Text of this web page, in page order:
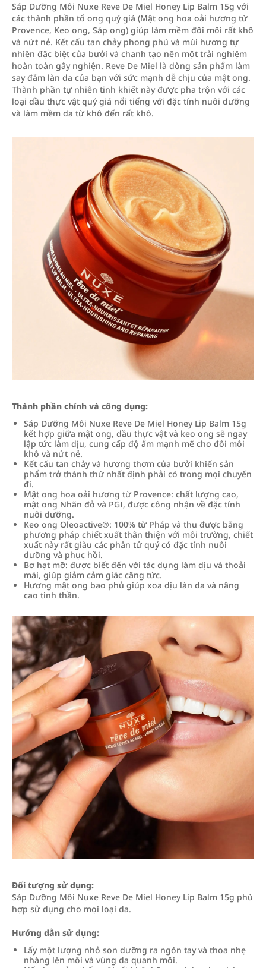
Sáp Dưỡng Môi Nuxe Reve De Miel Honey Lip Balm 15g với
các thành phần tổ ong quý giá (Mật ong hoa oải hương từ
Provence, Keo ong, Sáp ong) giúp làm mềm đôi môi rất khô
và nứt nẻ. Kết cấu tan chảy phong phú và mùi hương tự
nhiên đặc biệt của bưởi và chanh tạo nên một trải nghiệm
hoàn toàn gây nghiện. Reve De Miel là dòng sản phẩm làm
say đắm làn da của bạn với sức mạnh dễ chịu của mật ong.
Thành phần tự nhiên tinh khiết này được pha trộn với các
loại dầu thực vật quý giá nổi tiếng với đặc tính nuôi dưỡng
và làm mềm da từ khô đến rất khô.
Thành phần chính và công dụng:
Sáp Dưỡng Môi Nuxe Reve De Miel Honey Lip Balm 15g
kết hợp giữa mật ong, dầu thực vật và keo ong sẽ ngay
lập tức làm dịu, cung cấp độ ẩm mạnh mẽ cho đôi môi
khô và nứt nẻ.
Kết cấu tan chảy và hương thơm của bưởi khiến sản
phẩm trở thành thứ nhất định phải có trong mọi chuyến
đi.
Mật ong hoa oải hương từ Provence: chất lượng cao,
mật ong Nhãn đỏ và PGI, được công nhận về đặc tính
nuôi dưỡng.
Keo ong Oleoactive®: 100% từ Pháp và thu được bằng
phương pháp chiết xuất thân thiện với môi trường, chiết
xuất này rất giàu các phân tử quý có đặc tính nuôi
dưỡng và phục hồi.
Bơ hạt mỡ: được biết đến với tác dụng làm dịu và thoải
mái, giúp giảm cảm giác căng tức.
Hương mật ong bao phủ giúp xoa dịu làn da và nâng
cao tinh thần.
Đối tượng sử dụng:
Sáp Dưỡng Môi Nuxe Reve De Miel Honey Lip Balm 15g phù
hợp sử dụng cho mọi loại da.
Hướng dẫn sử dụng:
Lấy một lượng nhỏ son dưỡng ra ngón tay và thoa nhẹ
nhàng lên môi và vùng da quanh môi.